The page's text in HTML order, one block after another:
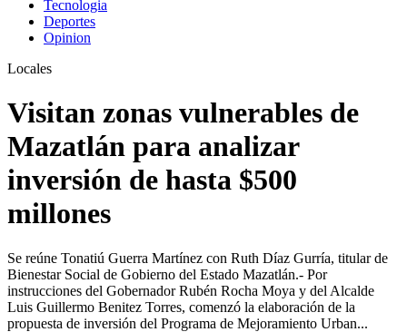
Tecnologia
Deportes
Opinion
Locales
Visitan zonas vulnerables de
Mazatlán para analizar
inversión de hasta $500
millones
Se reúne Tonatiú Guerra Martínez con Ruth Díaz Gurría, titular de
Bienestar Social de Gobierno del Estado Mazatlán.- Por
instrucciones del Gobernador Rubén Rocha Moya y del Alcalde
Luis Guillermo Benitez Torres, comenzó la elaboración de la
propuesta de inversión del Programa de Mejoramiento Urban...